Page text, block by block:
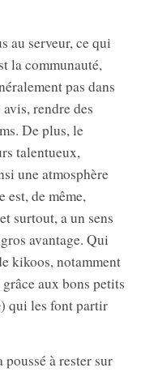
au serveur, ce qui
la communauté,
pas dans
rendre des
De plus, le
talentueux,
une atmosphère
est, de même,
surtout, a un sens
avantage. Qui
kikoos, notamment
aux bons petits
qui les font partir
à rester sur